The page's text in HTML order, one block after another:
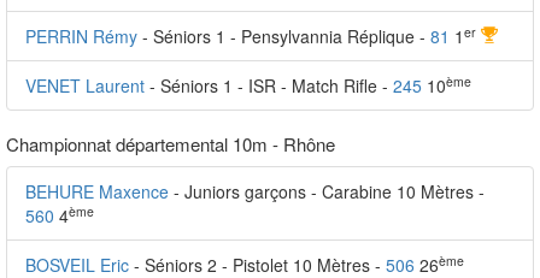
PERRIN Rémy - Séniors 1 - Pensylvannia Réplique - 81 1 er
VENET Laurent - Séniors 1 - ISR - Match Rifle - 245 10ème
Championnat départemental 10m - Rhône
BEHURE Maxence - Juniors garçons - Carabine 10 Mètres -
560 4ème
BOSVEIL Eric - Séniors 2 - Pistolet 10 Mètres - 506 26ème